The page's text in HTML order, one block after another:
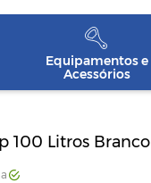
Equipamentos e
Acessórios
100 Litros Branco